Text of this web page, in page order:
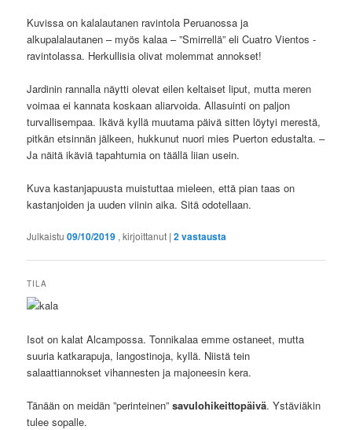
Kuvissa on kalalautanen ravintola Peruanossa ja
alkupalalautanen – myös kalaa – ”Smirrellä” eli Cuatro Vientos -
ravintolassa. Herkullisia olivat molemmat annokset!
Jardinin rannalla näytti olevat eilen keltaiset liput, mutta meren
voimaa ei kannata koskaan aliarvoida. Allasuinti on paljon
turvallisempaa. Ikävä kyllä muutama päivä sitten löytyi merestä,
pitkän etsinnän jälkeen, hukkunut nuori mies Puerton edustalta. –
Ja näitä ikäviä tapahtumia on täällä liian usein.
Kuva kastanjapuusta muistuttaa mieleen, että pian taas on
kastanjoiden ja uuden viinin aika. Sitä odotellaan.
Julkaistu09/10/2019 , kirjoittanut |2vastausta
TILA
Isot on kalat Alcampossa. Tonnikalaa emme ostaneet, mutta
suuria katkarapuja, langostinoja, kyllä. Niistä tein
salaattiannokset vihannesten ja majoneesin kera.
Tänään on meidän ”perinteinen”savulohikeittopäivä. Ystäviäkin
tulee sopalle.